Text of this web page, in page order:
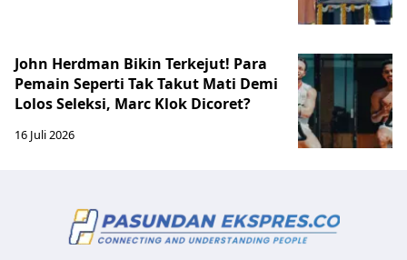
John Herdman Bikin Terkejut! Para
Pemain Seperti Tak Takut Mati Demi
Lolos Seleksi, Marc Klok Dicoret?
16 Juli 2026